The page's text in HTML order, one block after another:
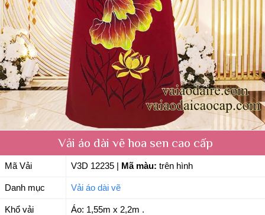
Vải áo dài vẽ hoa sen cao cấp
Mã Vải V3D 12235 Mã màu: trên hình
Danh mục Vải áo dài vẽ
Khổ vải Áo: 1,55m x 2,2m .